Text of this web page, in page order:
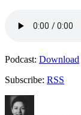
Podcast: Download
Subscribe: RSS